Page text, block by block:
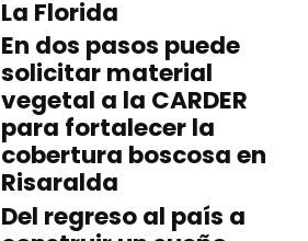
La Florida
En dos pasos puede
solicitar material
vegetal a la CARDER
para fortalecer la
cobertura boscosa en
Risaralda
Del regreso al país a